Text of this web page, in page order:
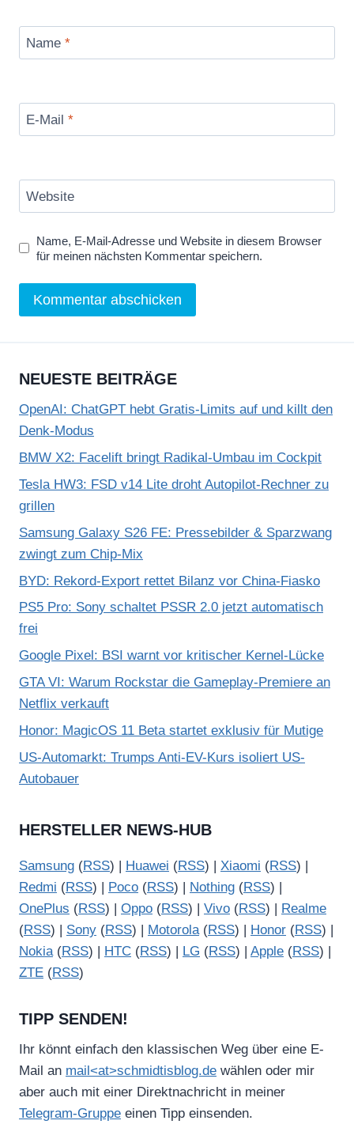
Name *
E-Mail *
Website
Name, E-Mail-Adresse und Website in diesem Browser
für meinen nächsten Kommentar speichern.
NEUESTE BEITRÄGE
OpenAI: ChatGPT hebt Gratis-Limits auf und killt den
Denk-Modus
BMW X2: Facelift bringt Radikal-Umbau im Cockpit
Tesla HW3: FSD v14 Lite droht Autopilot-Rechner zu
grillen
Samsung Galaxy S26 FE: Pressebilder & Sparzwang
zwingt zum Chip-Mix
BYD: Rekord-Export rettet Bilanz vor China-Fiasko
PS5 Pro: Sony schaltet PSSR 2.0 jetzt automatisch
frei
Google Pixel: BSI warnt vor kritischer Kernel-Lücke
GTA VI: Warum Rockstar die Gameplay-Premiere an
Netflix verkauft
Honor: MagicOS 11 Beta startet exklusiv für Mutige
US-Automarkt: Trumps Anti-EV-Kurs isoliert US-
Autobauer
HERSTELLER NEWS-HUB
Samsung (RSS) | Huawei (RSS) | Xiaomi (RSS) |
Redmi (RSS) | Poco (RSS) | Nothing (RSS) |
OnePlus (RSS) | Oppo (RSS) | Vivo (RSS) |
Realme
(RSS) | Sony (RSS) | Motorola(RSS) | Honor (RSS) |
Nokia(RSS) | HTC (RSS) | LG (RSS) | Apple (RSS) |
ZTE (RSS)
TIPP SENDEN!
Ihr könnt einfach den klassischen Weg über eine E-
Mail an mail<at>schmidtisblog.de wählen oder mir
aber auch mit einer Direktnachricht in meiner
Telegram-Gruppe einen Tipp einsenden.